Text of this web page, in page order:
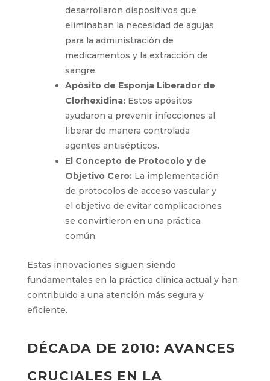
piel antes de la inserción de
catéteres.
Conectores sin Aguja:Se
desarrollaron dispositivos que
eliminaban la necesidad de agujas
para la administración de
medicamentos y la extracción de
sangre.
Apósito de Esponja Liberador de
Clorhexidina:Estos apósitos
ayudaron a prevenir infecciones al
liberar de manera controlada
agentes antisépticos.
El Concepto de Protocolo y de
Objetivo Cero: La implementación
de protocolos de acceso vascular y
complicaciones se convirtieron en
una práctica común.
Estas innovaciones siguen siendo
han contribuido a una atención más segura y
eficiente.